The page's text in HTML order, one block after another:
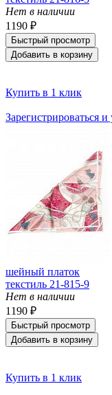
Нет в наличии
1190 ₽
Быстрый просмотр
Добавить в корзину
Купить в 1 клик
Зарегистрироваться и
шейный платок
текстиль 21-815-9
Нет в наличии
1190 ₽
Быстрый просмотр
Добавить в корзину
Купить в 1 клик